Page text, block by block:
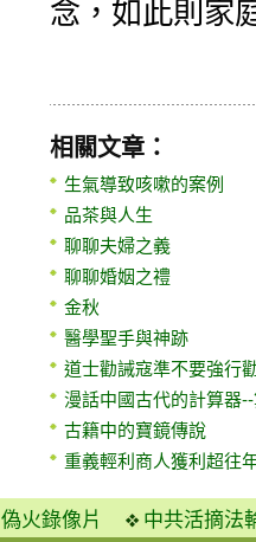
念，如此則家
相關文章：
生氣導致咳嗽的案例
品茶與人生
聊聊夫婦之義
聊聊婚姻之禮
金秋
醫學聖手與神跡
道士勸誡寇準不要強行
漫話中國古代的計算器
古籍中的寶鏡傳說
重義輕利商人獲利超往
偽火錄像片 中共活摘法